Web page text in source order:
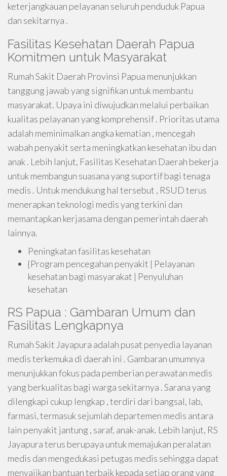
keterjangkauan pelayanan seluruh penduduk Papua
dan sekitarnya .
Fasilitas Kesehatan Daerah Papua
Komitmen untuk Masyarakat
Rumah Sakit Daerah Provinsi Papua menunjukkan
tanggung jawab yang signifikan untuk membantu
masyarakat. Upaya ini diwujudkan melalui perbaikan
kualitas pelayanan yang komprehensif . Prioritas utama
adalah meminimalkan angka kematian , mencegah
wabah penyakit serta meningkatkan kesehatan ibu dan
anak . Lebih lanjut, Fasilitas Kesehatan Daerah bekerja
untuk membangun suasana yang suportif bagi tenaga
medis . Untuk mendukung hal tersebut , RSUD terus
menerapkan teknologi medis yang terkini dan
memantapkan kerjasama dengan pemerintah daerah
lainnya.
Peningkatan fasilitas kesehatan
{Program pencegahan penyakit | Pelayanan
kesehatan bagi masyarakat | Penyuluhan
kesehatan
RS Papua : Gambaran Umum dan
Fasilitas Lengkapnya
Rumah Sakit Jayapura adalah pusat penyedia layanan
medis terkemuka di daerah ini . Gambaran umumnya
menunjukkan fokus pada pemberian perawatan medis
yang berkualitas bagi warga sekitarnya . Sarana yang
dilengkapi cukup lengkap , terdiri dari bangsal, lab,
farmasi, termasuk sejumlah departemen medis antara
lain penyakit jantung , saraf, anak-anak. Lebih lanjut, RS
Jayapura terus berupaya untuk memajukan peralatan
medis dan mengedukasi petugas medis sehingga dapat
menyajikan bantuan terbaik kepada setiap orang yang